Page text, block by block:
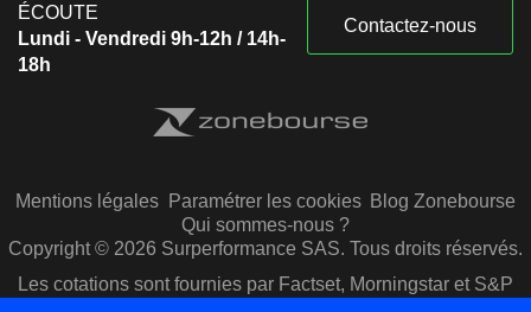
ÉCOUTE
Lundi - Vendredi 9h-12h / 14h-
18h
Contactez-nous
Mentions légales Paramétrer les cookies Blog Zonebourse
Qui sommes-nous ?
Copyright © 2026 Surperformance SAS. Tous droits réservés.
Les cotations sont fournies par Factset, Morningstar et S&P